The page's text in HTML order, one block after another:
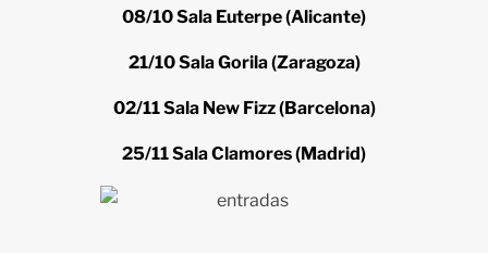
08/10 Sala Euterpe (Alicante)
21/10 Sala Gorila (Zaragoza)
02/11 Sala New Fizz (Barcelona)
25/11 Sala Clamores (Madrid)